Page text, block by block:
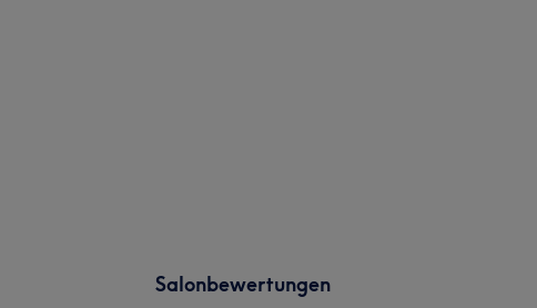
Salonbewertungen